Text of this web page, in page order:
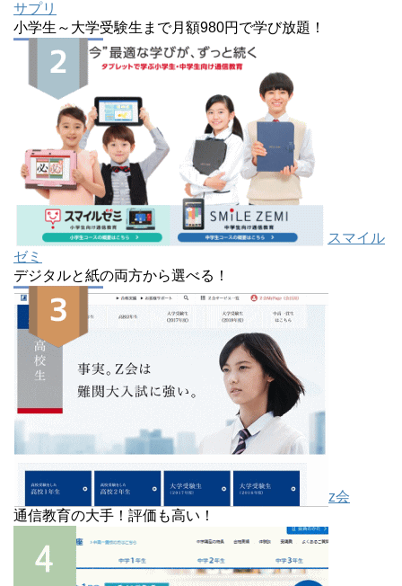
サプリ
小学生～大学受験生まで月額980円で学び放題！
スマイル
ゼミ
デジタルと紙の両方から選べる！
z会
通信教育の大手！評価も高い！